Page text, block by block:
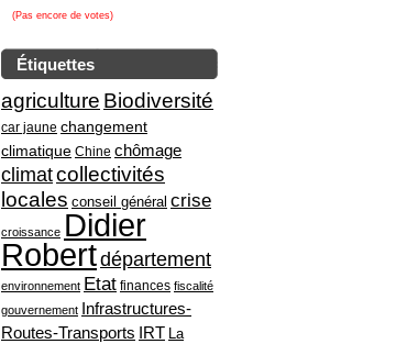
(Pas encore de votes)
Étiquettes
agriculture Biodiversité
car jaune changement
climatique Chine chômage
climatcollectivités
locales conseil général crise
croissance Didier
Robertdépartement
environnement Etat finances fiscalité
gouvernement Infrastructures-
Routes-Transports IRT La